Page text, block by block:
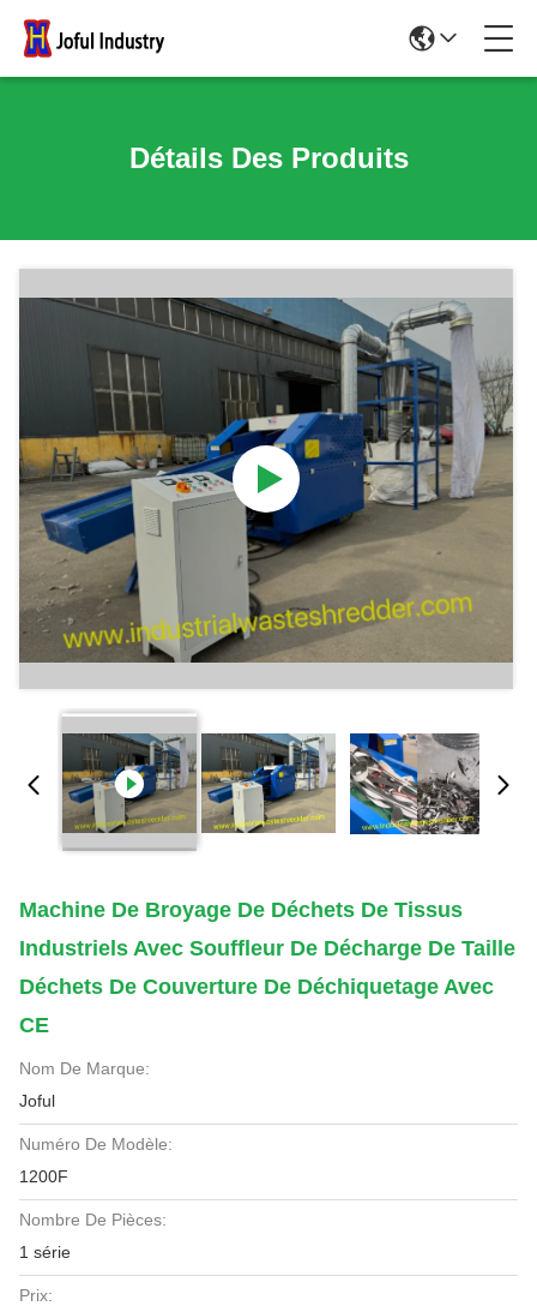
Détails Des Produits
Machine De Broyage De Déchets De Tissus
Industriels Avec Souffleur De Décharge De Taille
Déchets De Couverture De Déchiquetage Avec
CE
Nom De Marque:
Joful
Numéro De Modèle:
1200F
Nombre De Pièces:
1 série
Prix: